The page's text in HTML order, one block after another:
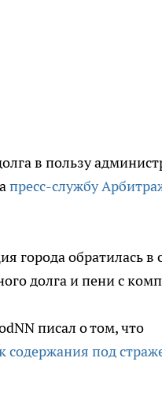
в пользу
пресс-службу
города обратилась в
долга и пени с
писал о том, что
содержания под